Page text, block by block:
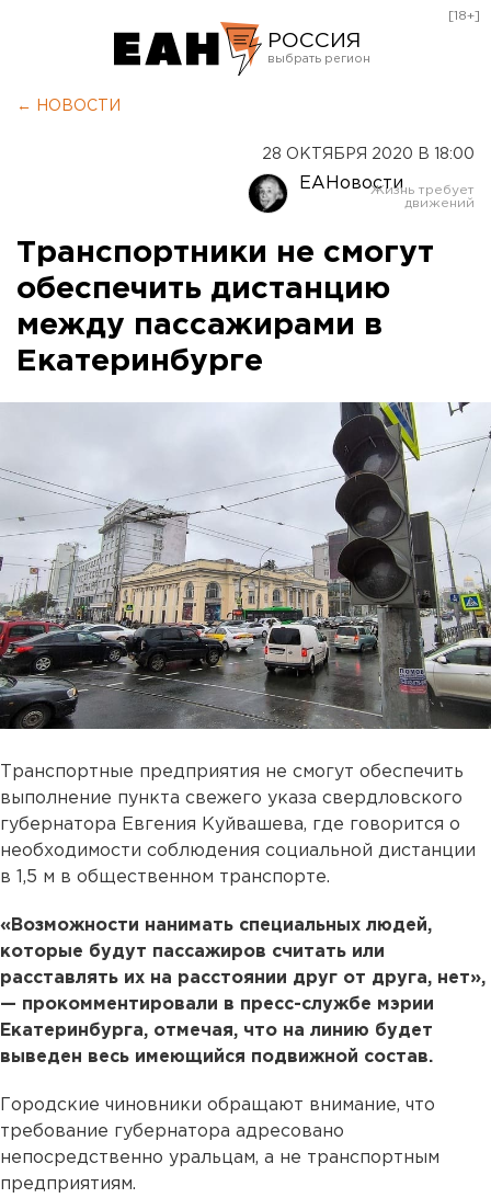
РОССИЯ
Оренбург
[18+]
← НОВОСТИ
28 ОКТЯБРЯ 2020 В 18:00
ЕАНовости
Транспортники не смогут
обеспечить дистанцию
между пассажирами в
Екатеринбурге
Транспортные предприятия не смогут обеспечить
выполнение пункта свежего указа свердловского
губернатора Евгения Куйвашева, где говорится о
необходимости соблюдения социальной дистанции
в 1,5 м в общественном транспорте.
«Возможности нанимать специальных людей,
которые будут пассажиров считать или
расставлять их на расстоянии друг от друга, нет»,
— прокомментировали в пресс-службе мэрии
Екатеринбурга, отмечая, что на линию будет
выведен весь имеющийся подвижной состав.
Городские чиновники обращают внимание, что
требование губернатора адресовано
непосредственно уральцам, а не транспортным
предприятиям.